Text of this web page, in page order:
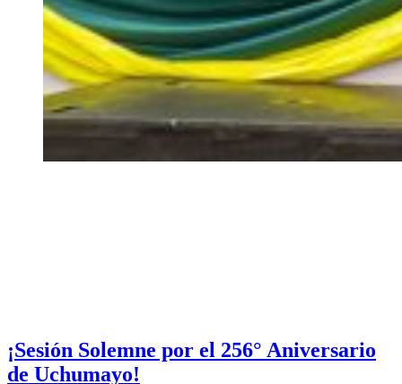
¡Sesión Solemne por el 256° Aniversario
de Uchumayo!